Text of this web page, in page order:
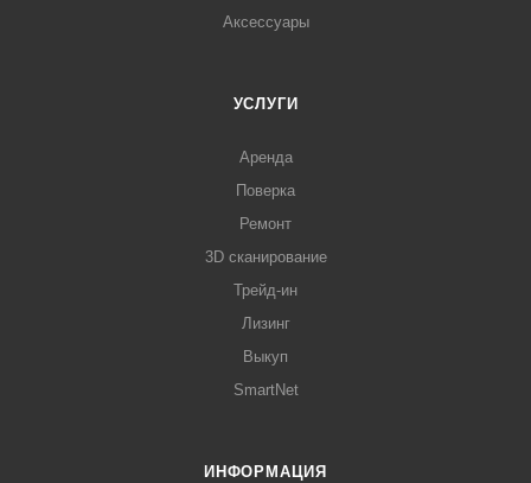
Аксессуары
УСЛУГИ
Аренда
Поверка
Ремонт
3D сканирование
Трейд-ин
Лизинг
Выкуп
SmartNet
ИНФОРМАЦИЯ